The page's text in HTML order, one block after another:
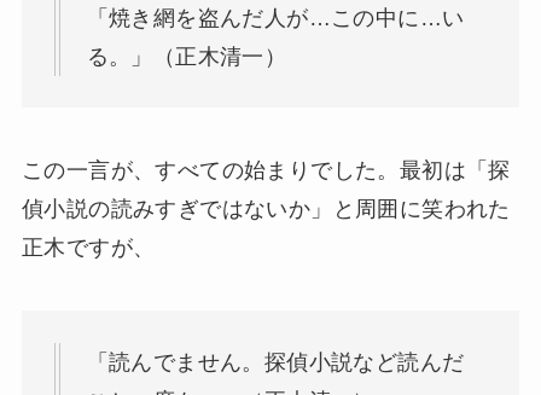
「焼き網を盗んだ人が…この中に…い
る。」（正木清一）
この一言が、すべての始まりでした。最初は「探
偵小説の読みすぎではないか」と周囲に笑われた
正木ですが、
「読んでません。探偵小説など読んだ